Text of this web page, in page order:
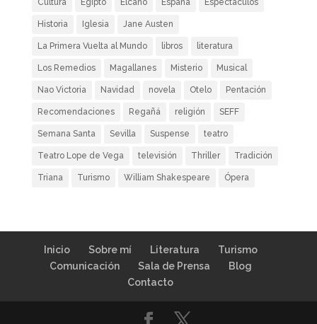
Cultura Egipto Elcano España Espectáculos
Historia Iglesia Jane Austen
La Primera Vuelta al Mundo libros literatura
Los Remedios Magallanes Misterio Musical
Nao Victoria Navidad novela Otelo Pentación
Recomendaciones Regañá religión SEFF
Semana Santa Sevilla Suspense teatro
Teatro Lope de Vega televisión Thriller Tradición
Triana Turismo William Shakespeare Ópera
Inicio Sobre mí Literatura
Turismo
Comunicación
Sala de Prensa
Blog
Contacto